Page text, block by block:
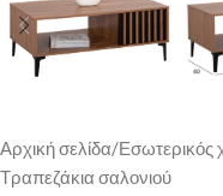
Αρχική σελίδα/Εσωτερικός
Τραπεζάκια σαλονιού